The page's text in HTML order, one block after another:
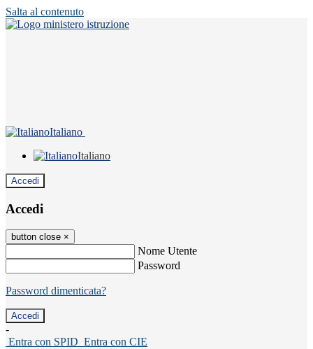
Salta al contenuto
Italiano
Italiano
Accedi
Accedi
button close ×
Nome Utente
Password
Password dimenticata?
-
Entra con SPID Entra con CIE